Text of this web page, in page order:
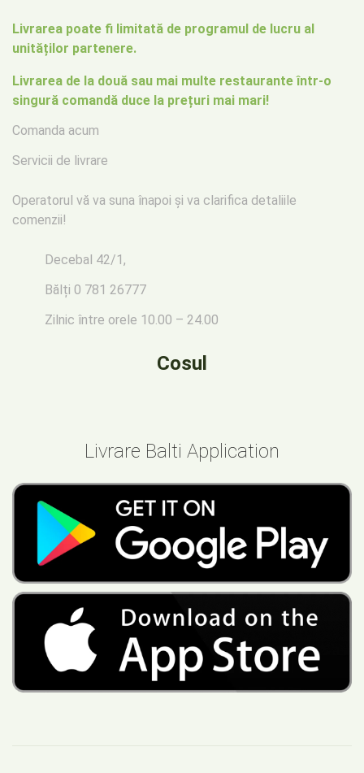
Livrarea poate fi limitată de programul de lucru al
unităților partenere.
Livrarea de la două sau mai multe restaurante într-o
singură comandă duce la prețuri mai mari!
Comanda acum
Servicii de livrare
Operatorul vă va suna înapoi și va clarifica detaliile
comenzii!
Decebal 42/1,
Bălți 0 781 26777
Zilnic între orele 10.00 – 24.00
Cosul
Livrare Balti Application